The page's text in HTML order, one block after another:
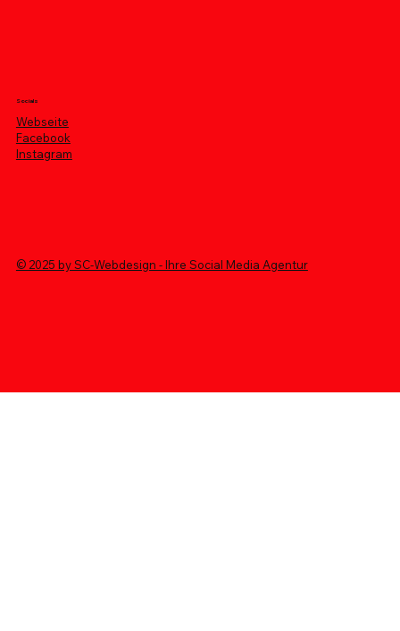
Socials
Webseite
Facebook
Instagram
© 2025 by SC-Webdesign - Ihre Social Media Agentur